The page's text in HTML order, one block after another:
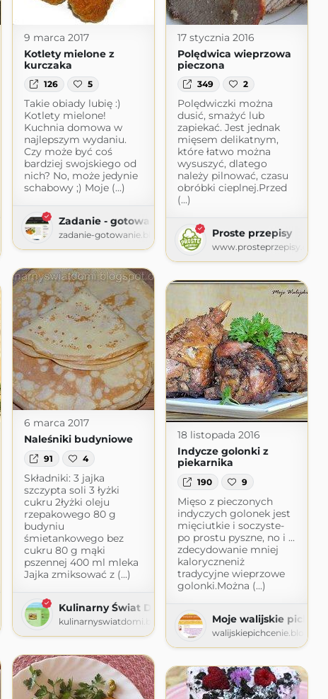
9 marca 2017
Kotlety mielone z
kurczaka
126 5
Takie obiady lubię :)
Kotlety mielone!
Kuchnia domowa w
najlepszym wydaniu.
Czy może być coś
bardziej swojskiego od
nich? No, może jedynie
schabowy ;) Moje (...)
Zadanie - gotowanie
zadanie-gotowanie.blogspot.com
17 stycznia 2016
Polędwica wieprzowa
pieczona
349 2
Polędwiczki można
dusić, smażyć lub
zapiekać. Jest jednak
mięsem delikatnym,
które łatwo można
wysuszyć, dlatego
należy pilnować, czasu
obróbki cieplnej.Przed
(...)
Proste przepisy
www.prosteprzepisy.com
6 marca 2017
Naleśniki budyniowe
91 4
Składniki: 3 jajka
szczypta soli 3 łyżki
cukru 2łyżki oleju
rzepakowego 80 g
budyniu
śmietankowego bez
cukru 80 g mąki
pszennej 400 ml mleka
Jajka zmiksować z (...)
Kulinarny Świat Domi
kulinarnyswiatdomi.blogspot.com
18 listopada 2016
Indycze golonki z
piekarnika
190 9
Mięso z pieczonych
indyczych golonek jest
mięciutkie i soczyste-
po prostu pyszne, no i ...
zdecydowanie mniej
kaloryczneniż
tradycyjne wieprzowe
golonki.Można (...)
Moje walijskie